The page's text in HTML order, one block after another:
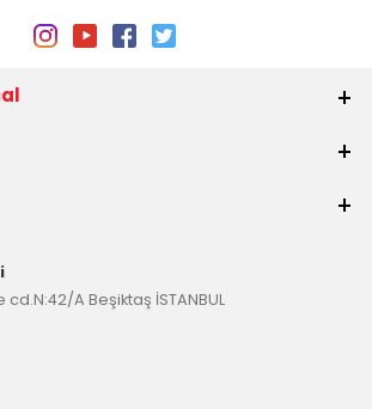
cd.N:42/A Beşiktaş İSTANBUL